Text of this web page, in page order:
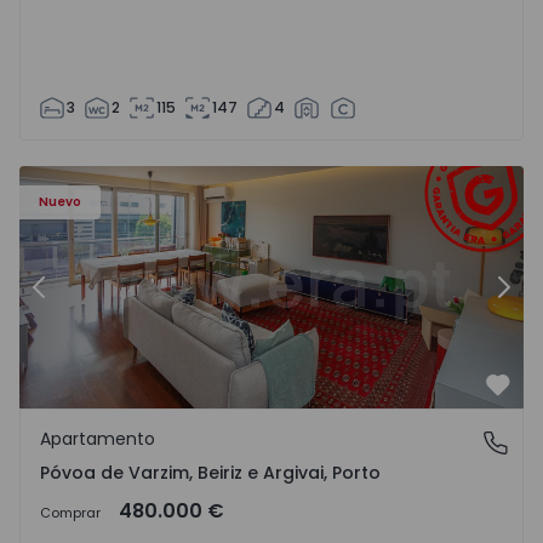
3 2 115 147 4
Nuevo
e Argivai - 1574602 - 20
Apartamento T3 Póvoa de Varzim, Póvoa de Varzim,
Anterior
Póvoa de Varzim, Beiriz e Argivai, Porto
Apartamento
Póvoa de Varzim, Beiriz e Argivai, Porto
Comprar 480.000 €